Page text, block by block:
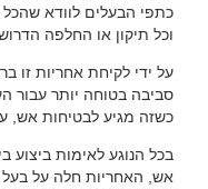
כתפי הבעלים לוודא שהכל
וכל תיקון או החלפה
על ידי לקיחת אחריות זו
סביבה בטוחה יותר עבור
כשזה מגיע לבטיחות אש,
בכל הנוגע לאימות ביצוע
אש, האחריות חלה על בעל